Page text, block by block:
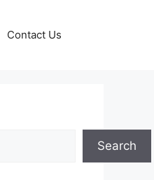
Contact Us
Search